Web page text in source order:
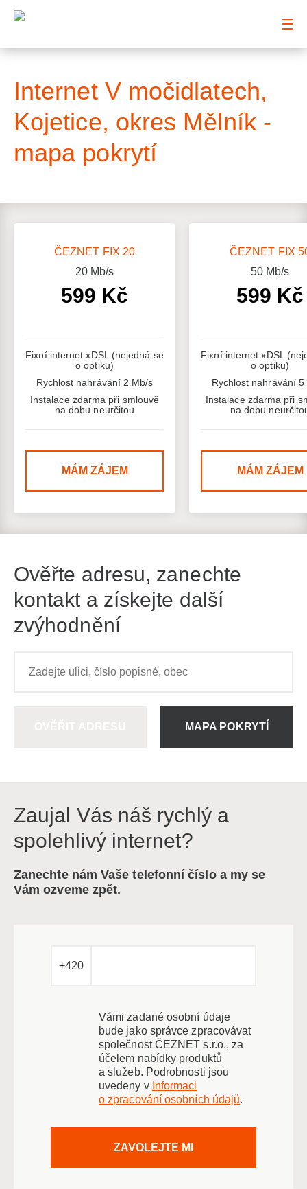
Internet V močidlatech,
Kojetice, okres Mělník -
mapa pokrytí
ČEZNET FIX 20
20Mb/s
599 Kč
Fixní internet xDSL (nejedná se
o optiku)
Rychlost nahrávání 2 Mb/s
Instalace zdarma při smlouvě
na dobu neurčitou
MÁM ZÁJEM
ČEZNET FIX
50Mb/s
599 Kč
Fixní internet xDSL
o optiku)
Rychlost nahrávání 5
Instalace zdarma při
na dobu
MÁM ZÁJEM
Ověřte adresu, zanechte
kontakt a získejte další
zvýhodnění
MAPA POKRYTÍ
Zaujal Vás náš rychlý a
spolehlivý internet?
Zanechte nám Vaše telefonní číslo a my se
Vám ozveme zpět.
+420
Vámi zadané osobní údaje
bude jako správce zpracovávat
společnost ČEZNET s.r.o., za
účelem nabídky produktů
a služeb. Podrobnosti jsou
uvedeny v Informaci
o zpracování osobních údajů.
ZAVOLEJTE MI
: Mapa pokrytí ulice